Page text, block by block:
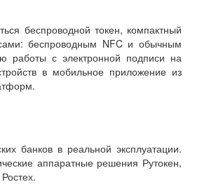
беспроводной токен, компактный
беспроводным NFC и обычным
работы с электронной подписи на
в мобильное приложение из
банков в реальной эксплуатации.
аппаратные решения Рутокен,